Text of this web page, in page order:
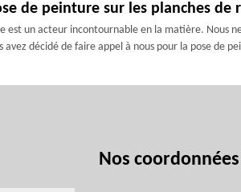
de peinture sur les planches de
un acteur incontournable en la matière. Nous
décidé de faire appel à nous pour la pose de
Nos coordonnées